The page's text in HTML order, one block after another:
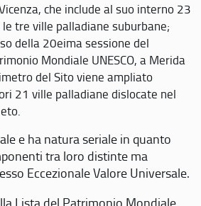
che include al suo interno 23
tre ville palladiane suburbane;
della 20eima sessione del
Mondiale UNESCO, a Merida
del Sito viene ampliato
21 ville palladiane dislocate nel
e ha natura seriale in quanto
tra loro distinte ma
Eccezionale Valore Universale.